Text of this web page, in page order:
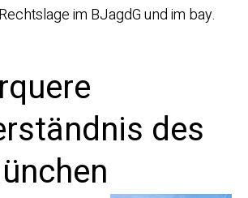
im BJagdG und im bay.
des